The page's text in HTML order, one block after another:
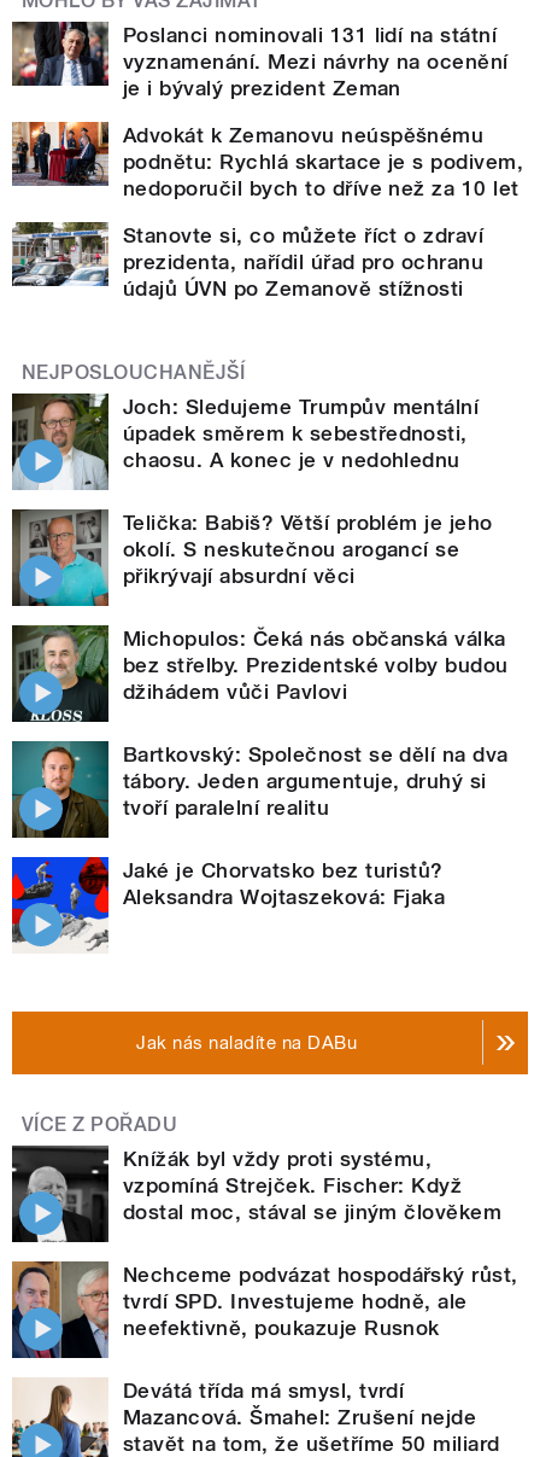
Poslanci nominovali 131 lidí na státní
vyznamenání. Mezi návrhy na ocenění
je i bývalý prezident Zeman
Advokát k Zemanovu neúspěšnému
podnětu: Rychlá skartace je s podivem,
nedoporučil bych to dříve než za 10 let
Stanovte si, co můžete říct o zdraví
prezidenta, nařídil úřad pro ochranu
údajů ÚVN po Zemanově stížnosti
NEJPOSLOUCHANĚJŠÍ
Joch: Sledujeme Trumpův mentální
úpadek směrem k sebestřednosti,
chaosu. A konec je v nedohlednu
Telička: Babiš? Větší problém je jeho
okolí. S neskutečnou arogancí se
přikrývají absurdní věci
Michopulos: Čeká nás občanská válka
bez střelby. Prezidentské volby budou
džihádem vůči Pavlovi
Bartkovský: Společnost se dělí na dva
tábory. Jeden argumentuje, druhý si
tvoří paralelní realitu
Jaké je Chorvatsko bez turistů?
Aleksandra Wojtaszeková: Fjaka
Jak nás naladíte na DABu
VÍCE Z POŘADU
Knížák byl vždy proti systému,
vzpomíná Strejček. Fischer: Když
dostal moc, stával se jiným člověkem
Nechceme podvázat hospodářský růst,
tvrdí SPD. Investujeme hodně, ale
neefektivně, poukazuje Rusnok
Devátá třída má smysl, tvrdí
Mazancová. Šmahel: Zrušení nejde
stavět na tom, že ušetříme 50 miliard